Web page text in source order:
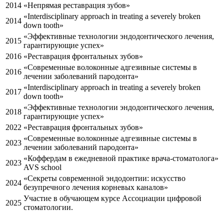
2014 «Непрямая реставрация зубов»
2014
«Interdisciplinary approach in treating a severely broken
down tooth»
2015
«Эффективные технологии эндодонтического лечения,
гарантирующие успех»
2016 «Реставрация фронтальных зубов»
2016
«Современные волоконные адгезивные системы в
лечении заболеваний пародонта»
2017
«Interdisciplinary approach in treating a severely broken
down tooth»
2018
«Эффективные технологии эндодонтического лечения,
гарантирующие успех»
2022 «Реставрация фронтальных зубов»
2023
«Современные волоконные адгезивные системы в
лечении заболеваний пародонта»
2023
«Коффердам в ежедневной практике врача-стоматолога»
AVS school
2024
«Секреты современной эндодонтии: искусство
безупречного лечения корневых каналов»
2025
Участие в обучающем курсе Ассоциации цифровой
стоматологии.